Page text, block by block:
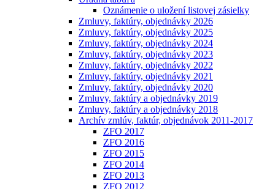
Oznámenie o uložení listovej zásielky
Zmluvy, faktúry, objednávky 2026
Zmluvy, faktúry, objednávky 2025
Zmluvy, faktúry, objednávky 2024
Zmluvy, faktúry, objednávky 2023
Zmluvy, faktúry, objednávky 2022
Zmluvy, faktúry, objednávky 2021
Zmluvy, faktúry, objednávky 2020
Zmluvy, faktúry a objednávky 2019
Zmluvy, faktúry a objednávky 2018
Archív zmlúv, faktúr, objednávok 2011-2017
ZFO 2017
ZFO 2016
ZFO 2015
ZFO 2014
ZFO 2013
ZFO 2012